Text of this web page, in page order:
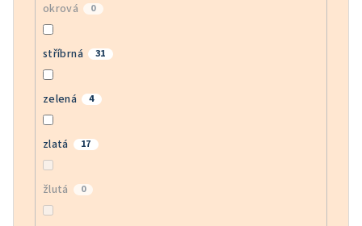
okrová 0
stříbrná 31
zelená 4
zlatá 17
žlutá 0